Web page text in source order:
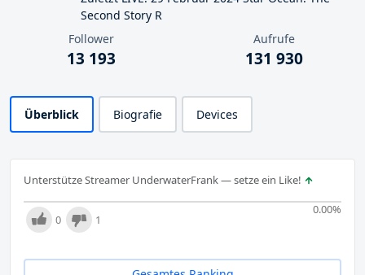
Second Story R
Follower
13 193
Aufrufe
131 930
Überblick Biografie Devices
Unterstütze Streamer UnderwaterFrank — setze ein Like!
0.00%
0 1